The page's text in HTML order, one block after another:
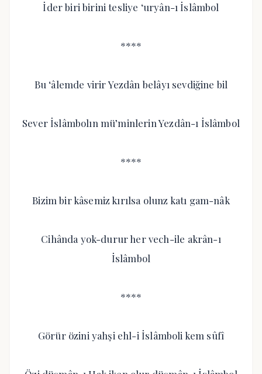
İder biri birini tesliye ‘uryân-ı İslâmbol
****
Bu ‘âlemde virir Yezdân belâyı sevdiğine bil
Sever İslâmbolın mü’minlerin Yezdân-ı İslâmbol
****
Bizim bir kâsemiz kırılsa olunz katı gam-nâk
Cihânda yok-durur her vech-ile akrân-ı
İslâmbol
****
Görür özini yahşi ehl-i İslâmboli kem sûfî